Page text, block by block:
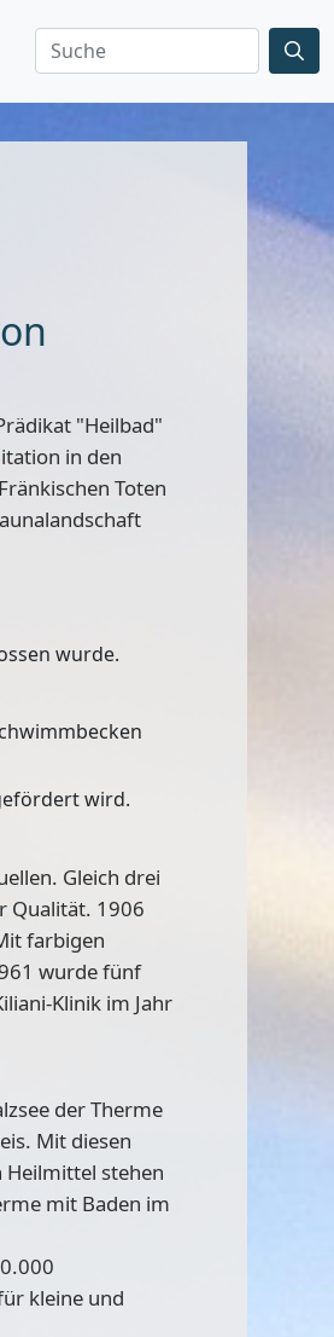
"Heilbad"
in den
Toten
wurde.
wird.
Gleich drei
Qualität. 1906
farbigen
wurde fünf
Klinik im Jahr
der Therme
Mit diesen
Heilmittel stehen
mit Baden im
kleine und